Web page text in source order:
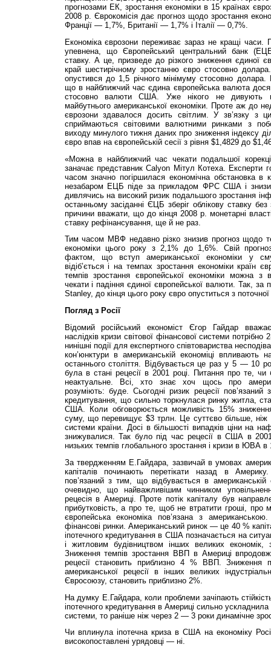
прогнозами ЕК, зростання економіки в 15 країнах
2008 р. Єврокомісія дає прогноз щодо зростання
Франції — 1,7%, Британії — 1,7% і Італії — 0,7%.
Економіка єврозони переживає зараз не кращі часи.
упевнена, що Європейський центральний банк
ставку. А це, призведе до різкого зниження єдиної
край шестирічному зростанню євро стосовно
опустився до 1,5 річного мінімуму стосовно долара.
що в найближчий час єдина європейська валюта
стосовно валюти США. Уже нікого не дивують
майбутнього американської економіки. Проте аж до
єврозони здавалося досить світлим. У зв’язку з
сприймаються світовими валютними ринками з
виходу минулого тижня даних про зниження індексу
євро впав на європейській сесії з рівня $1,4829 до
«Можна в найближчий час чекати подальшої
заначає представник Calyon Мітул Котеха. Експерти
часом значно погіршилася економічна обстановка в
незабаром ЕЦБ піде за прикладом ФРС США і
дивлячись на високий ризик подальшого зростання
останньому засіданні ЄЦБ зберіг облікову ставку
причини вважати, що до кінця 2008 р. монетарні
ставку рефінансування, ще й не раз.
Тим часом МВФ недавно різко знизив прогноз щодо
економіки цього року з 2,1% до 1,6%. Свій
фактом, що вступ американської економіки у
відіб’ється і на темпах зростання економіки країн
темпів зростання європейської економіки можна з
чекати і падіння єдиної європейської валюти. Так, за
Stanley, до кінця цього року євро опуститься з
Погляд з Росії
Відомий російський економіст Єгор Гайдар
наслідків кризи світової фінансової системи
нинішні події для експертного співтовариства
кон’юнктури в американській економіці впливають
останнього століття. Відбувається це раз у 5 — 10
була в стані рецесії в 2001 році. Питання про те,
неактуальне. Всі, хто знає хоч щось про
розуміють: буде. Сьогодні ризик рецесії пов’язаний
кредитування, що сильно торкнулася ринку житла,
США. Коли обговорюється можливість 15%
суму, що перевищує $3 трлн. Це суттєво більше, ніж
системи країни. Досі в більшості випадків ціни на
знижувалися. Так було під час рецесії в США в
низьких темпів глобального зростання і кризи в ЮВА в
За твердженням Е.Га­йдара, зазвичай в умовах
капіталів починають перетікати назад в
пов’язаний з тим, що відбувається в американській
очевидно, що найважливішим чинником
рецесія в Америці. Проте потік капіталу був
прибутковість, а про те, щоб не втратити гроші, про
європейська економіка пов’язана з
фінансові ринки. Американський ринок — це 40 %
іпотечного кредитування в США позначається на
і житловим будівництвом інших великих економік,
Зниження темпів зростання ВВП в Америці впродовж
рецесії становить приблизно 4 % ВВП. Зниження
американської рецесії в інших великих
Євросоюзу, становить приблизно 2%.
На думку Е.Гайдара, коли проблеми зачіпають
іпотечного кредитування в Америці сильно
системи, то раніше ніж через 2 — 3 роки динамічне
Чи вплинула іпотечна криза в США на економіку
високопоставлені урядовці — ні.